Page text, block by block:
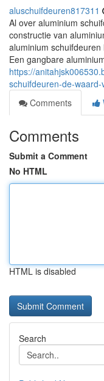
aluschuifdeuren817311
Al over aluminium
constructie van
aluminium
Een gangbare
https://
schuifdeuren-de-
Comments
Comments
Submit a Comment
No HTML
HTML is disabled
Search